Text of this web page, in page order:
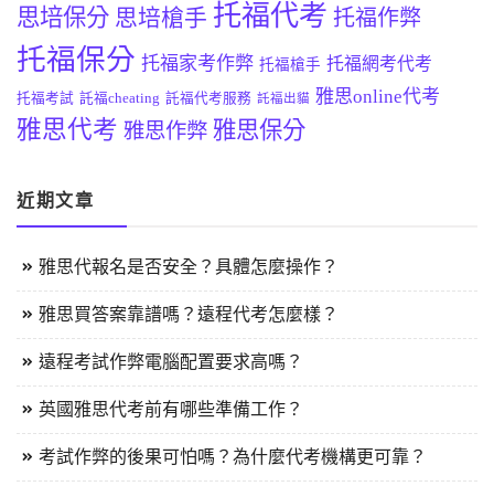
思培保分 思培槍手 托福代考 托福作弊
托福保分 托福家考作弊 托福槍手 托福網考代考
托福考試 託福cheating 託福代考服務 託福出貓 雅思online代考
雅思代考 雅思作弊 雅思保分
近期文章
雅思代報名是否安全？具體怎麼操作？
雅思買答案靠譜嗎？遠程代考怎麼樣？
遠程考試作弊電腦配置要求高嗎？
英國雅思代考前有哪些準備工作？
考試作弊的後果可怕嗎？為什麼代考機構更可靠？